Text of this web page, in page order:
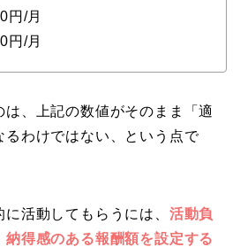
円/月
円/月
は、上記の数値がそのまま「適
るわけではない、という点で
活動してもらうには、 活動負
得感のある報酬額を設定する